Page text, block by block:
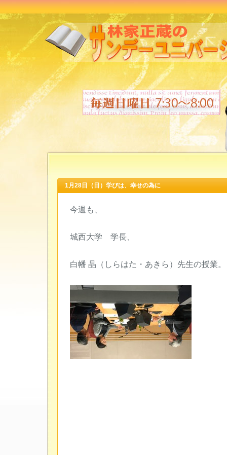
1月28日（日）学びは、幸せの為に
今週も、
城西大学 学長、
白幡 晶（しらはた・あきら）先生の授業。